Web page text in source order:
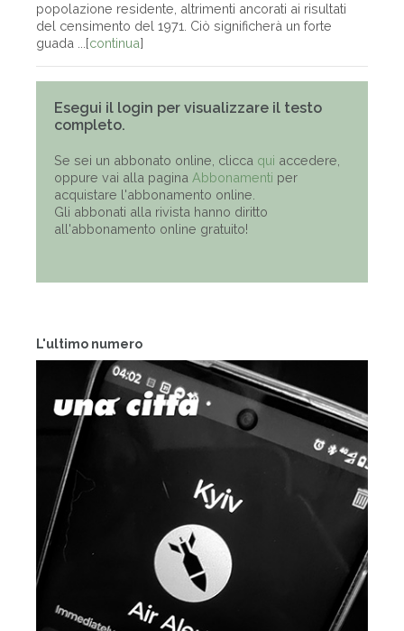
L'ultimo numero
popolazione residente, altrimenti ancorati ai risultati
del censimento del 1971. Ciò significherà un forte
guada ...[continua]
Esegui il login per visualizzare il testo
completo.
Se sei un abbonato online, clicca qui accedere,
oppure vai alla pagina Abbonamenti per
acquistare l'abbonamento online.
Gli abbonati alla rivista hanno diritto
all'abbonamento online gratuito!